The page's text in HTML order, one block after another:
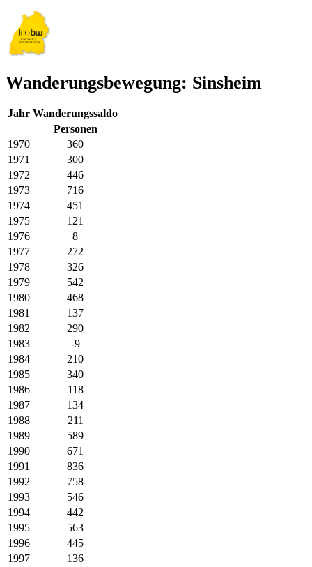
Wanderungsbewegung: Sinsheim
Jahr Wanderungssaldo
Personen
1970
360
1971
300
1972
446
1973
716
1974
451
1975
121
1976
8
1977
272
1978
326
1979
542
1980
468
1981
137
1982
290
1983
-9
1984
210
1985
340
1986
118
1987
134
1988
211
1989
589
1990
671
1991
836
1992
758
1993
546
1994
442
1995
563
1996
445
1997
136